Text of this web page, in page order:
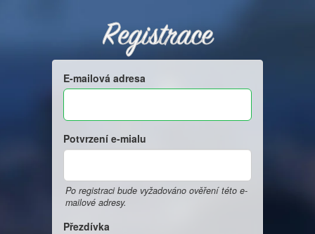
Registrace
E-mailová adresa
Potvrzení e-mialu
Po registraci bude vyžadováno ověření této e-
mailové adresy.
Přezdívka